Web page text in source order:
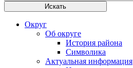
Округ
Об округе
История района
Символика
Актуальная информация